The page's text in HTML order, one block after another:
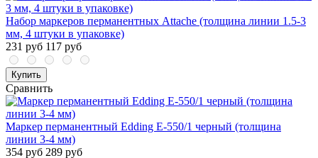
Набор маркеров перманентных Attache (толщина линии 1.5-3
мм, 4 штуки в упаковке)
231 руб 117 руб
Купить
Сравнить
Маркер перманентный Edding E-550/1 черный (толщина
линии 3-4 мм)
354 руб 289 руб